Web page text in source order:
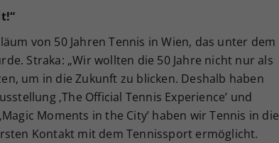
von 50 Jahren Tennis in Wien, das unter dem
Straka: „Wir wollten die 50 Jahre nicht nur als
um in die Zukunft zu blicken. Deshalb haben
‚The Official Tennis Experience’ und
Moments in the City’ haben wir Tennis in die
Kontakt mit dem Tennissport ermöglicht.